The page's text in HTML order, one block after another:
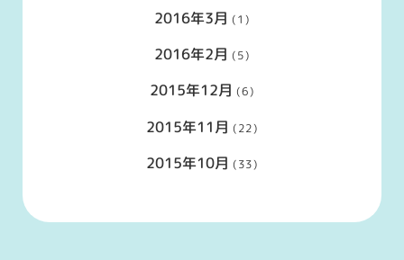
2016年3月 (1)
2016年2月 (5)
2015年12月 (6)
2015年11月 (22)
2015年10月 (33)